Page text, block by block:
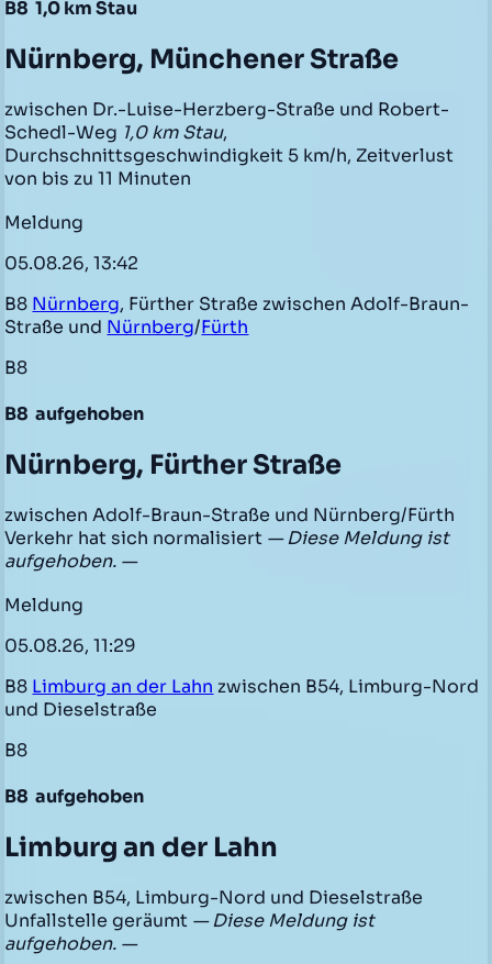
B8 1,0 km Stau
Nürnberg, Münchener Straße
zwischen Dr.-Luise-Herzberg-Straße und Robert-
Schedl-Weg 1,0 km Stau,
Durchschnittsgeschwindigkeit 5 km/h, Zeitverlust
von bis zu 11 Minuten
Meldung
05.08.26, 13:42
B8 Nürnberg, Fürther Straße zwischen Adolf-Braun-
Straße und Nürnberg/Fürth
B8
B8 aufgehoben
Nürnberg, Fürther Straße
zwischen Adolf-Braun-Straße und Nürnberg/Fürth
Verkehr hat sich normalisiert — Diese Meldung ist
aufgehoben. —
Meldung
05.08.26, 11:29
B8 Limburg an der Lahn zwischen B54, Limburg-Nord
und Dieselstraße
B8
B8 aufgehoben
Limburg an der Lahn
zwischen B54, Limburg-Nord und Dieselstraße
Unfallstelle geräumt — Diese Meldung ist
aufgehoben. —